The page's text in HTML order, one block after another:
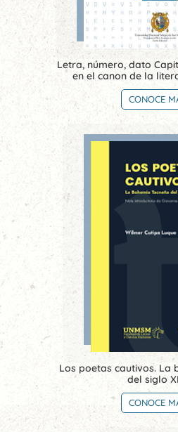
Letra, número, dato
en el canon de la
CONOCE
Los poetas cautivos. La
del siglo
CONOCE